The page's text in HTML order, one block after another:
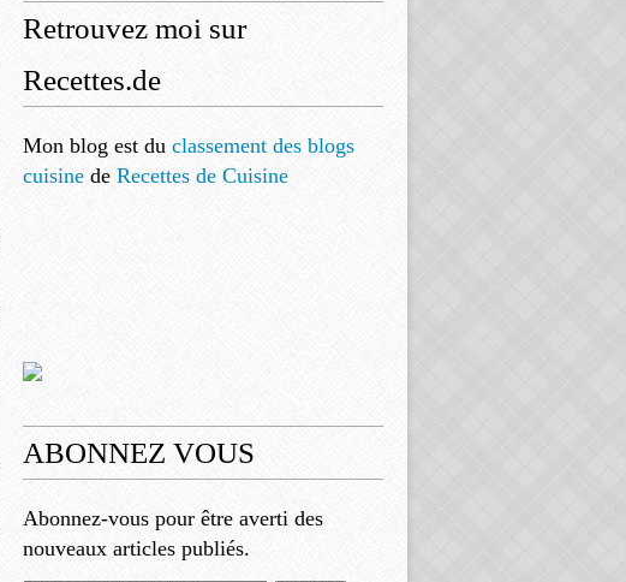
Retrouvez moi sur
Recettes.de
Mon blog est du classement des blogs
cuisine de Recettes de Cuisine
ABONNEZ VOUS
Abonnez-vous pour être averti des
nouveaux articles publiés.